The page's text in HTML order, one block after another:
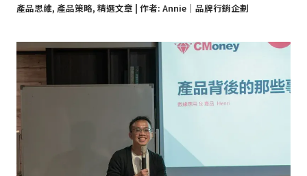
產品思維, 產品策略, 精選文章 | 作者: Annie｜品牌行銷企劃